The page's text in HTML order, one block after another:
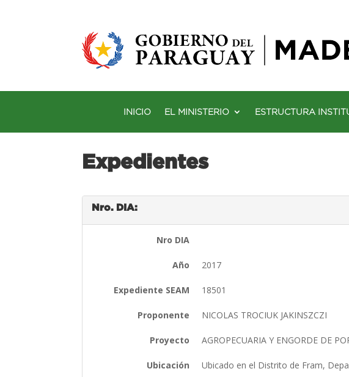
INICIO EL MINISTERIO ESTRUCTURA
Expedientes
Nro. DIA:
Nro DIA
Año 2017
Expediente SEAM 18501
Proponente NICOLAS TROCIUK JAKINSZCZI
Proyecto AGROPECUARIA Y ENGORDE DE
Ubicación Ubicado en el Distrito de Fram,